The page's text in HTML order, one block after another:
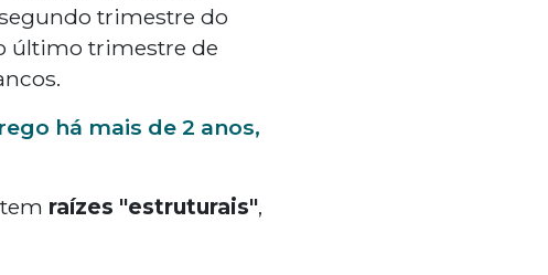
trimestre do
último trimestre de
há mais de 2 anos,
raízes "estruturais",